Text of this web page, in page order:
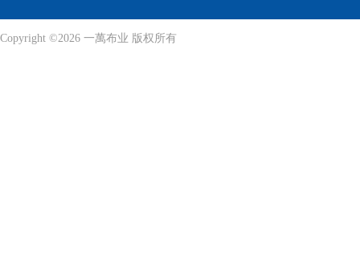
Copyright ©2026 一萬布业 版权所有